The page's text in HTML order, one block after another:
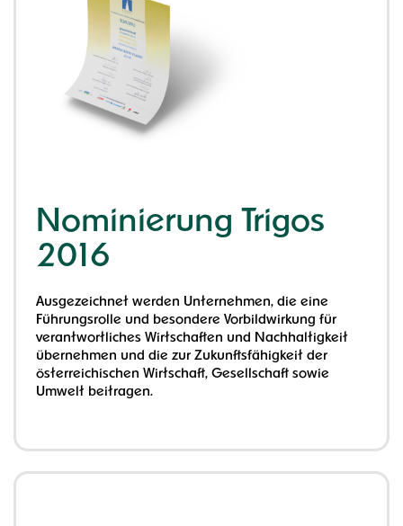
Nominierung Trigos
2016
Ausgezeichnet werden Unternehmen, die eine
Führungsrolle und besondere Vorbildwirkung für
verantwortliches Wirtschaften und Nachhaltigkeit
übernehmen und die zur Zukunftsfähigkeit der
österreichischen Wirtschaft, Gesellschaft sowie
Umwelt beitragen.